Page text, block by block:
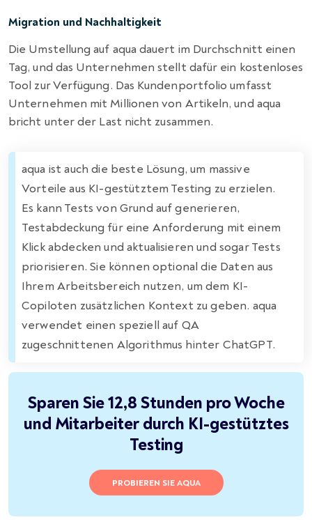
Migration und Nachhaltigkeit
Die Umstellung auf aqua dauert im Durchschnitt einen
Tag, und das Unternehmen stellt dafür ein kostenloses
Tool zur Verfügung. Das Kundenportfolio umfasst
Unternehmen mit Millionen von Artikeln, und aqua
bricht unter der Last nicht zusammen.
aqua ist auch die beste Lösung, um massive
Vorteile aus KI-gestütztem Testing zu erzielen.
Es kann Tests von Grund auf generieren,
Testabdeckung für eine Anforderung mit einem
Klick abdecken und aktualisieren und sogar Tests
priorisieren. Sie können optional die Daten aus
Ihrem Arbeitsbereich nutzen, um dem KI-
Copiloten zusätzlichen Kontext zu geben. aqua
verwendet einen speziell auf QA
zugeschnittenen Algorithmus hinter ChatGPT.
Sparen Sie 12,8 Stunden pro Woche
und Mitarbeiter durch KI-gestütztes
Testing
PROBIEREN SIE AQUA